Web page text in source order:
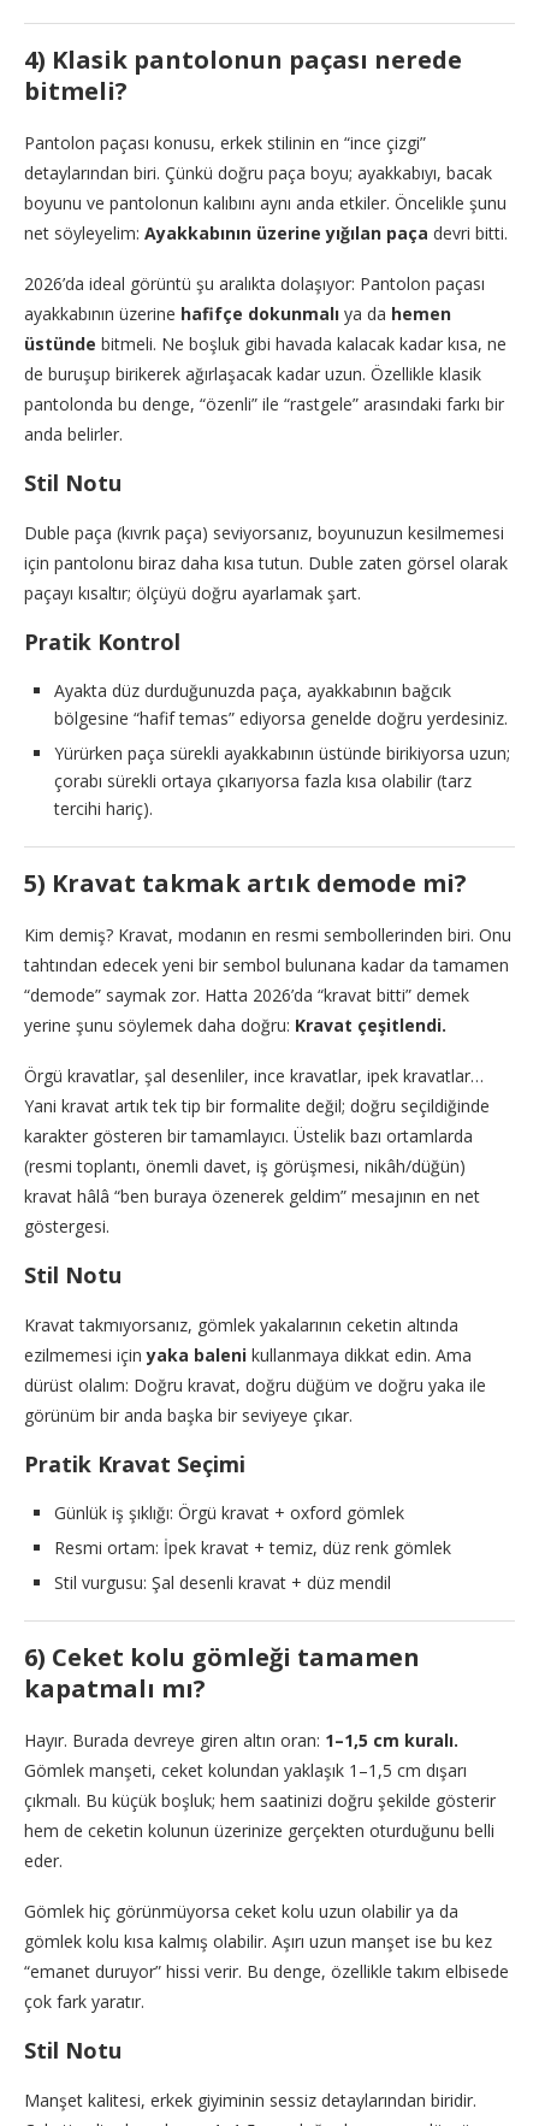
4) Klasik pantolonun paçası nerede
bitmeli?
Pantolon paçası konusu, erkek stilinin en “ince çizgi”
detaylarından biri. Çünkü doğru paça boyu; ayakkabıyı, bacak
boyunu ve pantolonun kalıbını aynı anda etkiler. Öncelikle şunu
net söyleyelim: Ayakkabının üzerine yığılan paça devri bitti.
2026’da ideal görüntü şu aralıkta dolaşıyor: Pantolon paçası
ayakkabının üzerine hafifçe dokunmalı ya da hemen
üstünde bitmeli. Ne boşluk gibi havada kalacak kadar kısa, ne
de buruşup birikerek ağırlaşacak kadar uzun. Özellikle klasik
pantolonda bu denge, “özenli” ile “rastgele” arasındaki farkı bir
anda belirler.
Stil Notu
Duble paça (kıvrık paça) seviyorsanız, boyunuzun kesilmemesi
için pantolonu biraz daha kısa tutun. Duble zaten görsel olarak
paçayı kısaltır; ölçüyü doğru ayarlamak şart.
Pratik Kontrol
Ayakta düz durduğunuzda paça, ayakkabının bağcık
bölgesine “hafif temas” ediyorsa genelde doğru yerdesiniz.
Yürürken paça sürekli ayakkabının üstünde birikiyorsa uzun;
çorabı sürekli ortaya çıkarıyorsa fazla kısa olabilir (tarz
tercihi hariç).
5) Kravat takmak artık demode mi?
Kim demiş? Kravat, modanın en resmi sembollerinden biri. Onu
tahtından edecek yeni bir sembol bulunana kadar da tamamen
“demode” saymak zor. Hatta 2026’da “kravat bitti” demek
yerine şunu söylemek daha doğru: Kravat çeşitlendi.
Örgü kravatlar, şal desenliler, ince kravatlar, ipek kravatlar…
Yani kravat artık tek tip bir formalite değil; doğru seçildiğinde
karakter gösteren bir tamamlayıcı. Üstelik bazı ortamlarda
(resmi toplantı, önemli davet, iş görüşmesi, nikâh/düğün)
kravat hâlâ “ben buraya özenerek geldim” mesajının en net
göstergesi.
Stil Notu
Kravat takmıyorsanız, gömlek yakalarının ceketin altında
ezilmemesi içinyaka baleni kullanmaya dikkat edin. Ama
dürüst olalım: Doğru kravat, doğru düğüm ve doğru yaka ile
görünüm bir anda başka bir seviyeye çıkar.
Pratik Kravat Seçimi
Günlük iş şıklığı: Örgü kravat + oxford gömlek
Resmi ortam: İpek kravat + temiz, düz renk gömlek
Stil vurgusu: Şal desenli kravat + düz mendil
6) Ceket kolu gömleği tamamen
kapatmalı mı?
Hayır. Burada devreye giren altın oran: 1–1,5 cm kuralı.
Gömlek manşeti, ceket kolundan yaklaşık 1–1,5 cm dışarı
çıkmalı. Bu küçük boşluk; hem saatinizi doğru şekilde gösterir
hem de ceketin kolunun üzerinize gerçekten oturduğunu belli
eder.
Gömlek hiç görünmüyorsa ceket kolu uzun olabilir ya da
gömlek kolu kısa kalmış olabilir. Aşırı uzun manşet ise bu kez
“emanet duruyor” hissi verir. Bu denge, özellikle takım elbisede
çok fark yaratır.
Stil Notu
Manşet kalitesi, erkek giyiminin sessiz detaylarından biridir.